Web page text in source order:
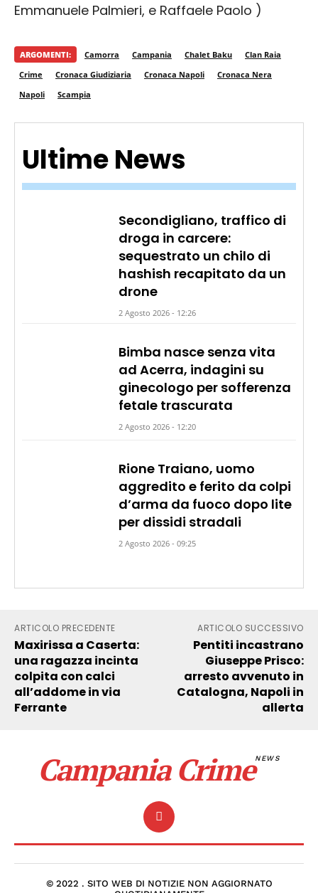
Ultime News
Secondigliano, traffico di
droga in carcere:
sequestrato un chilo di
hashish recapitato da un
drone
2 Agosto 2026 - 12:26
Bimba nasce senza vita
ad Acerra, indagini su
ginecologo per sofferenza
fetale trascurata
2 Agosto 2026 - 12:20
Rione Traiano, uomo
aggredito e ferito da colpi
d’arma da fuoco dopo lite
per dissidi stradali
2 Agosto 2026 - 09:25
Emmanuele Palmieri, e Raffaele Paolo )
ARGOMENTI: Camorra Campania Chalet Baku
Clan Raia
Crime
Cronaca Giudiziaria Cronaca Napoli
Cronaca Nera
Napoli
Scampia
ARTICOLO PRECEDENTE
Maxirissa a Caserta:
una ragazza incinta
colpita con calci
all’addome in via
Ferrante
ARTICOLO SUCCESSIVO
Pentiti incastrano
Giuseppe Prisco:
arresto avvenuto in
Catalogna, Napoli in
allerta
Campania CrimeNEWS
© 2022 . SITO WEB DI NOTIZIE NON AGGIORNATO